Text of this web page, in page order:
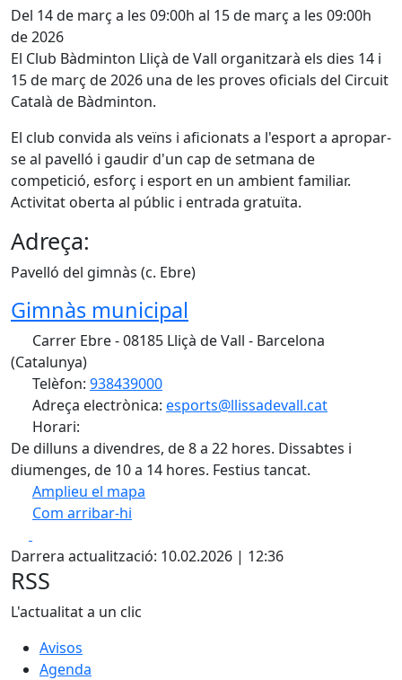
Del 14 de març a les 09:00h al 15 de març a les 09:00h
de 2026
El Club Bàdminton Lliçà de Vall organitzarà els dies 14 i
15 de març de 2026 una de les proves oficials del Circuit
Català de Bàdminton.
El club convida als veïns i aficionats a l'esport a apropar-
se al pavelló i gaudir d'un cap de setmana de
competició, esforç i esport en un ambient familiar.
Activitat oberta al públic i entrada gratuïta.
Adreça:
Pavelló del gimnàs (c. Ebre)
Gimnàs municipal
Carrer Ebre - 08185 Lliçà de Vall - Barcelona
(Catalunya)
Telèfon: 938439000
Adreça electrònica: esports@llissadevall.cat
Horari:
De dilluns a divendres, de 8 a 22 hores. Dissabtes i
diumenges, de 10 a 14 hores. Festius tancat.
Amplieu el mapa
Com arribar-hi
+
−
Darrera actualització: 10.02.2026 | 12:36
RSS
L'actualitat a un clic
Avisos
Agenda